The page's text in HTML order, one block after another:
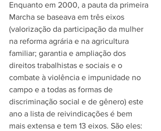
Enquanto em 2000, a pauta da primeira
Marcha se baseava em três eixos
(valorização da participação da mulher
na reforma agrária e na agricultura
familiar; garantia e ampliação dos
direitos trabalhistas e sociais e o
combate à violência e impunidade no
campo e a todas as formas de
discriminação social e de gênero) este
ano a lista de reivindicações é bem
mais extensa e tem 13 eixos. São eles: